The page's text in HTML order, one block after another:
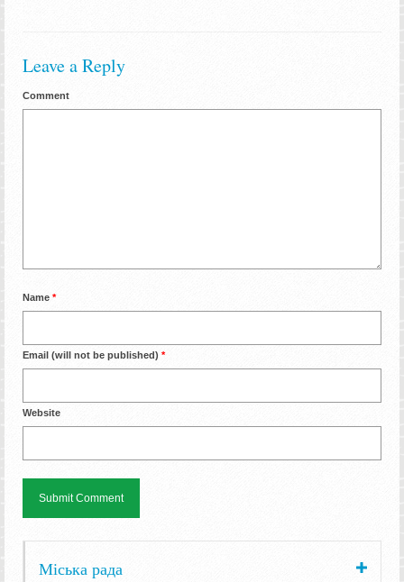
Leave a Reply
Comment
Name *
Email (will not be published) *
Website
Міська рада